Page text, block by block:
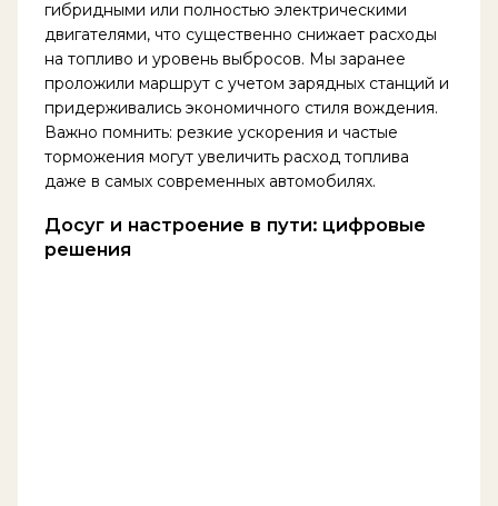
гибридными или полностью электрическими
двигателями, что существенно снижает расходы
на топливо и уровень выбросов. Мы заранее
проложили маршрут с учетом зарядных станций и
придерживались экономичного стиля вождения.
Важно помнить: резкие ускорения и частые
торможения могут увеличить расход топлива
даже в самых современных автомобилях.
Досуг и настроение в пути: цифровые
решения